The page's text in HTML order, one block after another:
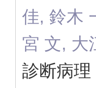
佳, 鈴木
宮 文, 大
診断病